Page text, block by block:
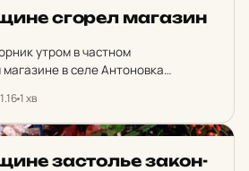
сгорел ма­га­зин
утром в частном
в селе Антоновка
работники магазина. Они
их заведения. Как сообщили…
1 хв
зас­толье за­кон­